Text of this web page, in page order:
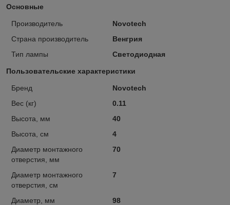
Основные
Производитель
Novotech
Страна производитель
Венгрия
Тип лампы
Светодиодная
Пользовательские характеристики
Бренд
Novotech
Вес (кг)
0.11
Высота, мм
40
Высота, см
4
Диаметр монтажного
отверстия, мм
70
Диаметр монтажного
отверстия, см
7
Диаметр, мм
98